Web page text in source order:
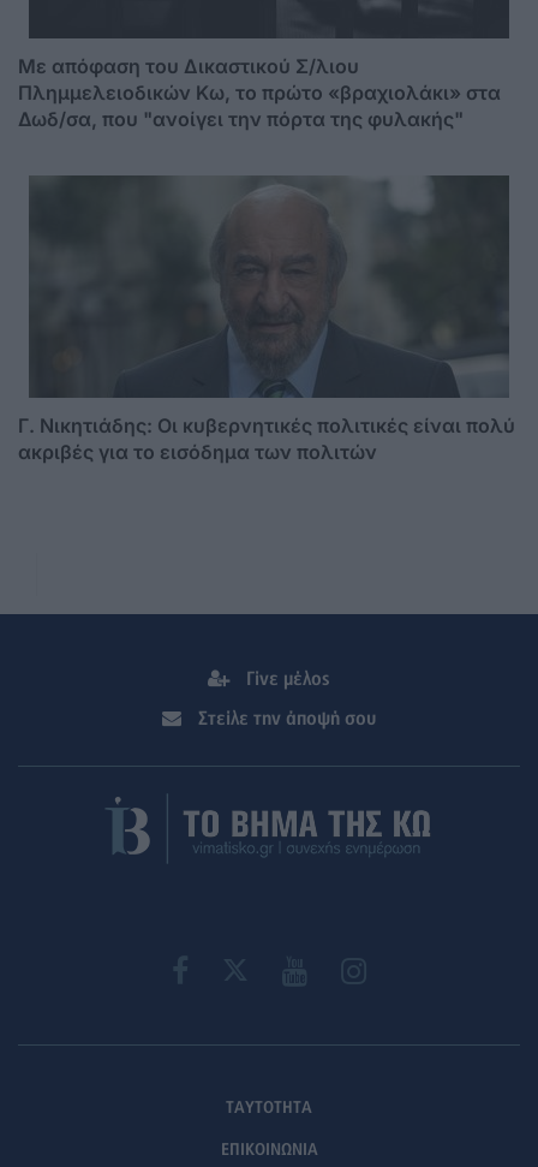
Mε απόφαση του Δικαστικού Σ/λιου
Πλημμελειοδικών Κω, το πρώτο «βραχιολάκι» στα
Δωδ/σα, που "ανοίγει την πόρτα της φυλακής"
Γ. Νικητιάδης: Οι κυβερνητικές πολιτικές είναι πολύ
ακριβές για το εισόδημα των πολιτών
Γίνε μέλος
Στείλε την άποψή σου
ΤΑΥΤΟΤΗΤΑ
ΕΠΙΚΟΙΝΩΝΙΑ